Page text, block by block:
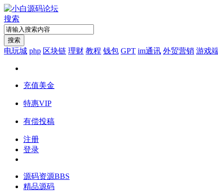
搜索
搜索
电玩城 php 区块链 理财 教程 钱包 GPT im通讯 外贸营销 游戏
充值美金
特惠VIP
有偿投稿
注册
登录
源码资源BBS
精品源码